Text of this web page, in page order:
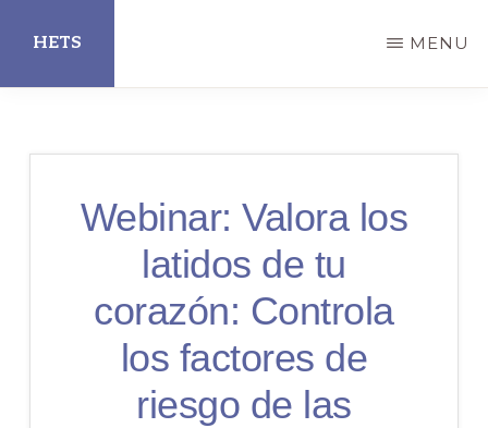
main
HETS MENU
Webinar: Valora los
latidos de tu
corazón: Controla
los factores de
riesgo de las